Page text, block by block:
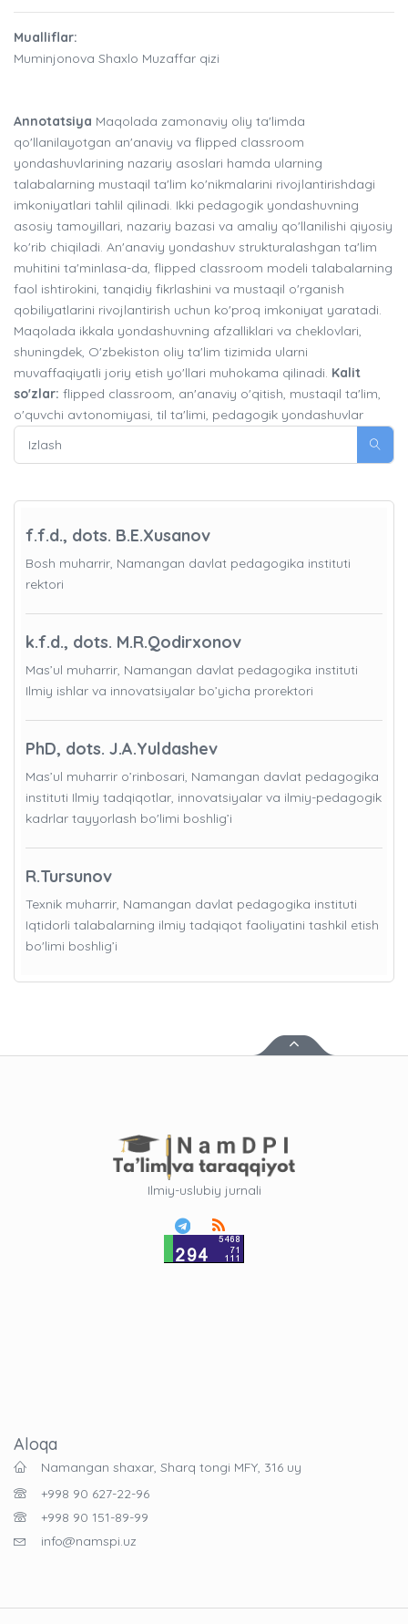
Mualliflar:
Muminjonova Shaxlo Muzaffar qizi
Annotatsiya Maqolada zamonaviy oliy ta'limda
qo'llanilayotgan an'anaviy va flipped classroom
yondashuvlarining nazariy asoslari hamda ularning
talabalarning mustaqil ta'lim ko'nikmalarini rivojlantirishdagi
imkoniyatlari tahlil qilinadi. Ikki pedagogik yondashuvning
asosiy tamoyillari, nazariy bazasi va amaliy qo'llanilishi qiyosiy
ko'rib chiqiladi. An'anaviy yondashuv strukturalashgan ta'lim
muhitini ta'minlasa-da, flipped classroom modeli talabalarning
faol ishtirokini, tanqidiy fikrlashini va mustaqil o'rganish
qobiliyatlarini rivojlantirish uchun ko'proq imkoniyat yaratadi.
Maqolada ikkala yondashuvning afzalliklari va cheklovlari,
shuningdek, O'zbekiston oliy ta'lim tizimida ularni
muvaffaqiyatli joriy etish yo'llari muhokama qilinadi. Kalit
so'zlar: flipped classroom, an'anaviy o'qitish, mustaqil ta'lim,
o'quvchi avtonomiyasi, til ta'limi, pedagogik yondashuvlar
f.f.d., dots. B.E.Xusanov
Bosh muharrir, Namangan davlat pedagogika instituti
rektori
k.f.d., dots. M.R.Qodirxonov
Mas’ul muharrir, Namangan davlat pedagogika instituti
Ilmiy ishlar va innovatsiyalar bo’yicha prorektori
PhD, dots. J.A.Yuldashev
Mas’ul muharrir o’rinbosari, Namangan davlat pedagogika
instituti Ilmiy tadqiqotlar, innovatsiyalar va ilmiy-pedagogik
kadrlar tayyorlash bo'limi boshlig’i
R.Tursunov
Texnik muharrir, Namangan davlat pedagogika instituti
Iqtidorli talabalarning ilmiy tadqiqot faoliyatini tashkil etish
bo'limi boshlig’i
Ilmiy-uslubiy jurnali
Aloqa
Namangan shaxar, Sharq tongi MFY, 316 uy
+998 90 627-22-96
+998 90 151-89-99
info@namspi.uz